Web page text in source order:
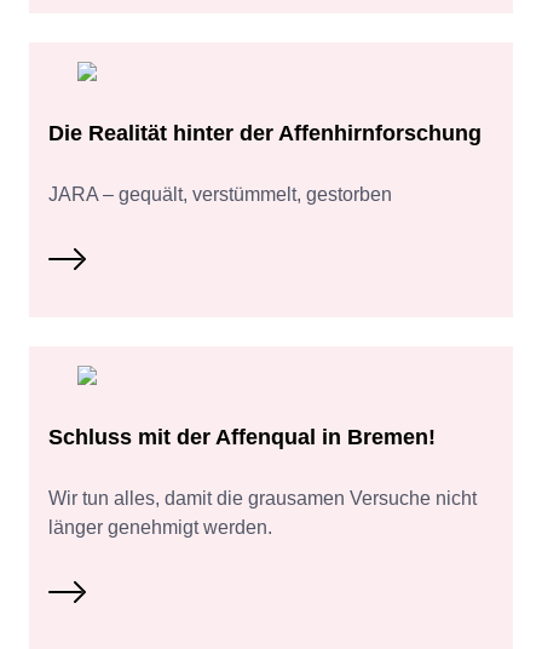
Die Realität hinter der Affenhirnforschung
JARA – gequält, verstümmelt, gestorben
Schluss mit der Affenqual in Bremen!
Wir tun alles, damit die grausamen Versuche nicht
länger genehmigt werden.